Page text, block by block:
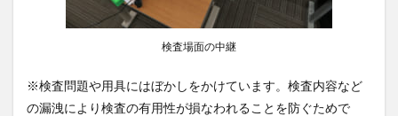
検査場面の中継
※検査問題や用具にはぼかしをかけています。検査内容など
の漏洩により検査の有用性が損なわれることを防ぐためで